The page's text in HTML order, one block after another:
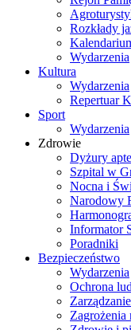
Rozkłady
Wydarzenia
Kultura
Wydarzenia
Repertuar
Sport
Wydarzenia
Zdrowie
Dyżury
Szpital w
Nocna i
Narodowy
Informator
Poradniki
Bezpieczeństwo
Wydarzenia
Ochrona
Zagrożenia